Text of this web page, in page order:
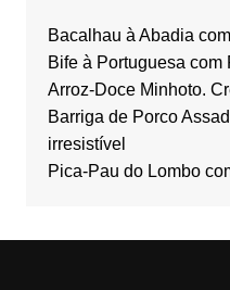
Bacalhau à Abadia
Bife à Portuguesa com
Arroz-Doce Minhoto.
Barriga de Porco
irresistível
Pica-Pau do Lombo